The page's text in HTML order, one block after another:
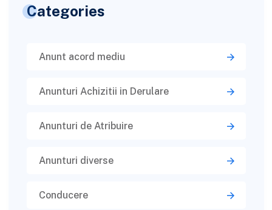
Categories
Anunt acord mediu
Anunturi Achizitii in Derulare
Anunturi de Atribuire
Anunturi diverse
Conducere